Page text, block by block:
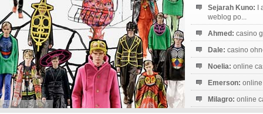
Sejarah Kuno:
weblog po...
Ahmed: casino
Dale: casino
Noelia: online
Emerson:
Milagro: online